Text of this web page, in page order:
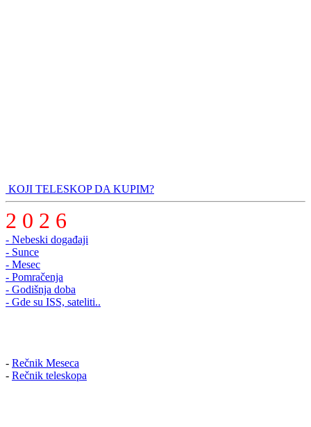
KOJI TELESKOP DA KUPIM?
2 0 2 6
- Nebeski događaji
- Sunce
- Mesec
- Pomračenja
- Godišnja doba
- Gde su ISS, sateliti..
- Rečnik Meseca
- Rečnik teleskopa